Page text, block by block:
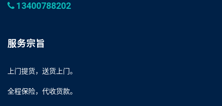
13400788202
服务宗旨
上门提货，送货上门。
全程保险，代收货款。